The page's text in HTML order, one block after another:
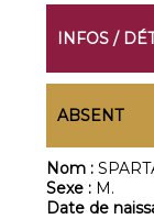
INFOS /
ABSENT
Nom :
Sexe : M.
Date de